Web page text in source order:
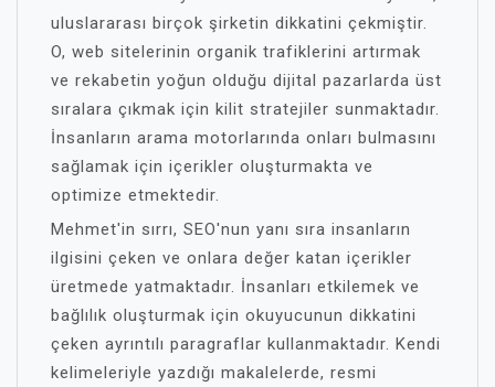
uluslararası birçok şirketin dikkatini çekmiştir.
O, web sitelerinin organik trafiklerini artırmak
ve rekabetin yoğun olduğu dijital pazarlarda üst
sıralara çıkmak için kilit stratejiler sunmaktadır.
İnsanların arama motorlarında onları bulmasını
sağlamak için içerikler oluşturmakta ve
optimize etmektedir.
Mehmet'in sırrı, SEO'nun yanı sıra insanların
ilgisini çeken ve onlara değer katan içerikler
üretmede yatmaktadır. İnsanları etkilemek ve
bağlılık oluşturmak için okuyucunun dikkatini
çeken ayrıntılı paragraflar kullanmaktadır. Kendi
kelimeleriyle yazdığı makalelerde, resmi